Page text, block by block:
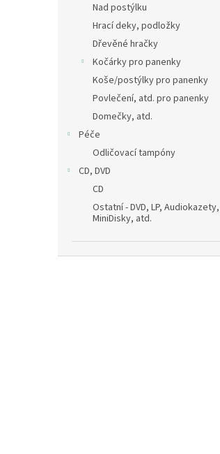
Nad postýlku
Hrací deky, podložky
Dřevěné hračky
Kočárky pro panenky
Koše/postýlky pro panenky
Povlečení, atd. pro panenky
Domečky, atd.
Péče
Odličovací tampóny
CD, DVD
CD
Ostatní - DVD, LP, Audiokazety,
MiniDisky, atd.